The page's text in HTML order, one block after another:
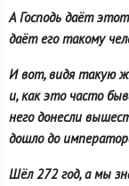
А Господь даёт
даёт его такому
И вот, видя такую
и, как это часто
него донесли
дошло до
Шёл 272 год, а мы